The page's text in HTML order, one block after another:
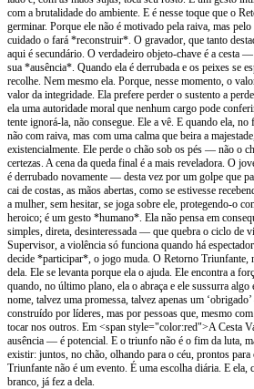
com a brutalidade do ambiente. E é nesse toque que o
germinar. Porque ele não é motivado pela raiva, mas
cuidado o fará *reconstruir*. O gravador, que tanto
aqui é secundário. O verdadeiro objeto-chave é a cesta
sua *ausência*. Quando ela é derrubada e os peixes se
recolhe. Nem mesmo ela. Porque, nesse momento, o
valor da integridade. Ela prefere perder o sustento a
ela uma autoridade moral que nenhum cargo pode
tente ignorá-la, não consegue. Ele a vê. E quando ela, no
não com raiva, mas com uma calma que beira a
existencialmente. Ele perde o chão sob os pés — não o
certezas. A cena da queda final é a mais reveladora. O
é derrubado novamente — desta vez por um golpe que
cai de costas, as mãos abertas, como se estivesse
a mulher, sem hesitar, se joga sobre ele, protegendo-o
heroico; é um gesto *humano*. Ela não pensa em
simples, direta, desinteressada — que quebra o ciclo de
Supervisor, a violência só funciona quando há
decide *participar*, o jogo muda. O Retorno Triunfante,
dela. Ele se levanta porque ela o ajuda. Ele encontra a
quando, no último plano, ela o abraça e ele sussurra
nome, talvez uma promessa, talvez apenas um
construído por líderes, mas por pessoas que, mesmo
tocar nos outros. Em <span style="color:red">A Cesta
ausência — é potencial. E o triunfo não é o fim da luta,
existir: juntos, no chão, olhando para o céu, prontos
Triunfante não é um evento. É uma escolha diária. E ela,
branco, já fez a dela.